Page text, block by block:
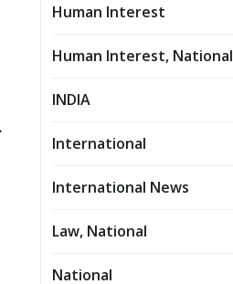
Human Interest
Human Interest, National
INDIA
International
International News
Law, National
National